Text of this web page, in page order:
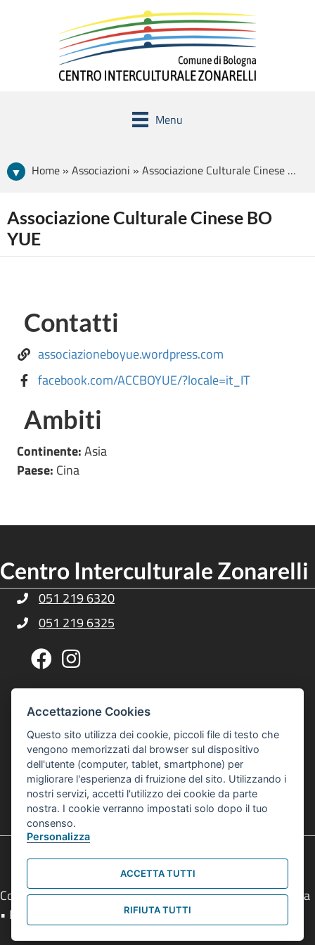
Menu
Home » Associazioni » Associazione Culturale Cinese BO YUE
Associazione Culturale Cinese BO
YUE
Contatti
associazioneboyue.wordpress.com
facebook.com/ACCBOYUE/?locale=it_IT
Ambiti
Continente:Asia
Paese: Cina
Centro Interculturale Zonarelli
Telefono Centro Culturale Zonarelli
051 219 6320
Telefono Centro Culturale Zonarelli
051 219 6325
Pagina Facebook Centro Zonarelli
Profilo Instagram Centro Zonarelli
Indirizzo Centro Culturale Zonarelli
Email Centro Interculturale Zonarelli
interculturalezonarelli@comune.bologna.it
Informativa Privacy e Cookies
Informativa privacy e cookies
© 2026 Centro Interculturale Zonarelli
Tutti i diritti sono riservati
Comune di Bologna • Piazza Maggiore, 6 - 40124 Bologna
• P.Iva 01232710374 • Tel.051 2193111
Accettazione Cookies
Questo sito utilizza dei cookie, piccoli file di testo che
vengono memorizzati dal browser sul dispositivo
dell'utente (computer, tablet, smartphone) per
migliorare l'esperienza di fruizione del sito. Utilizzando i
nostri servizi, accetti l'utilizzo dei cookie da parte
nostra. I cookie verranno impostati solo dopo il tuo
consenso.
Personalizza
ACCETTA TUTTI
RIFIUTA TUTTI